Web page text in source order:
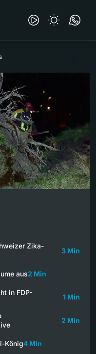
Zika-
3 Min
aus2 Min
in FDP-
1 Min
2 Min
König4 Min